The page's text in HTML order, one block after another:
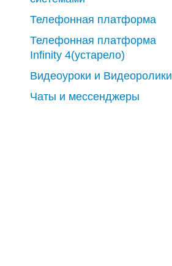
Телефонная платформа
Телефонная платформа
Infinity 4(устарело)
Видеоуроки и Видеоролики
Чаты и мессенджеры